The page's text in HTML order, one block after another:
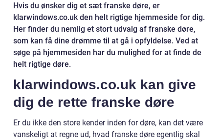
Hvis du ønsker dig et sæt franske døre, er
klarwindows.co.uk den helt rigtige hjemmeside for dig.
Her finder du nemlig et stort udvalg af franske døre,
som kan få dine drømme til at gå i opfyldelse. Ved at
søge på hjemmesiden har du mulighed for at finde de
helt rigtige døre.
klarwindows.co.uk kan give
dig de rette franske døre
Er du ikke den store kender inden for døre, kan det være
vanskeligt at regne ud, hvad franske døre egentlig skal